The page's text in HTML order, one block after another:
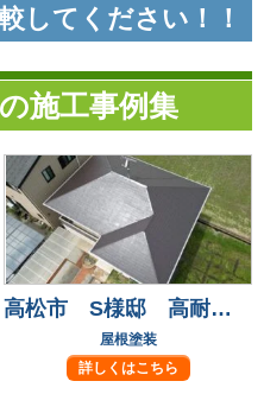
してください！！
施工事例集
高松市 S様邸 高耐候フッ素塗料で屋根塗装！
屋根塗装
詳しくはこちら